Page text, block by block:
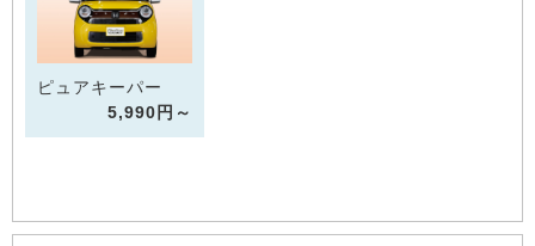
ピュアキーパー
5,990円～